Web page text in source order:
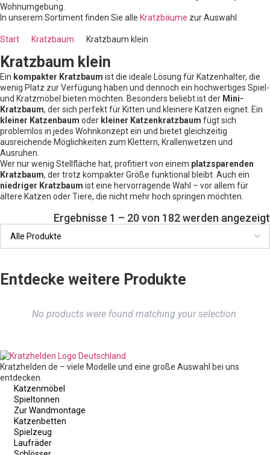
Wohnumgebung.
In unserem Sortiment finden Sie alle Kratzbäume zur Auswahl.
Start Kratzbaum Kratzbaum klein
Kratzbaum klein
Ein kompakter Kratzbaum ist die ideale Lösung für Katzenhalter, die
wenig Platz zur Verfügung haben und dennoch ein hochwertiges Spiel-
und Kratzmöbel bieten möchten. Besonders beliebt ist der Mini-
Kratzbaum, der sich perfekt für Kitten und kleinere Katzen eignet. Ein
kleiner Katzenbaum oder kleiner Katzenkratzbaum fügt sich
problemlos in jedes Wohnkonzept ein und bietet gleichzeitig
ausreichende Möglichkeiten zum Klettern, Krallenwetzen und
Ausruhen.
Wer nur wenig Stellfläche hat, profitiert von einem platzsparenden
Kratzbaum, der trotz kompakter Größe funktional bleibt. Auch ein
niedriger Kratzbaum ist eine hervorragende Wahl – vor allem für
ältere Katzen oder Tiere, die nicht mehr hoch springen möchten.
Ergebnisse 1 – 20 von 182 werden angezeigt
Entdecke weitere Produkte
No products were found matching your selection.
Kratzhelden.de – viele Modelle und eine große Auswahl bei uns
entdecken.
Katzenmöbel
Spieltonnen
Zur Wandmontage
Katzenbetten
Spielzeug
Laufräder